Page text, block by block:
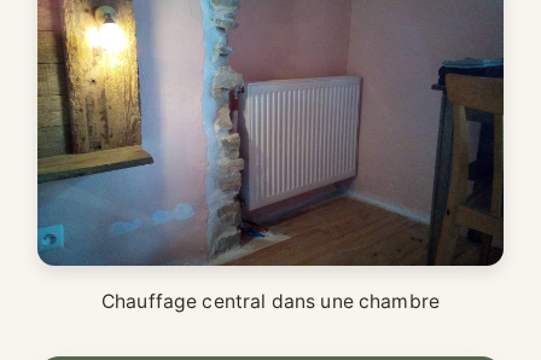
Chauffage central dans une chambre